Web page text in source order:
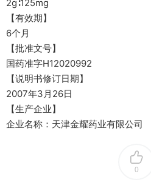
2g∶125mg
【有效期】
6个月
【批准文号】
国药准字H12020992
【说明书修订日期】
2007年3月26日
【生产企业】
企业名称：天津金耀药业有限公司
0